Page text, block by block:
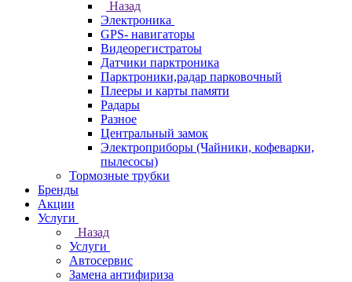
Назад
Электроника
GPS- навигаторы
Видеорегистратоы
Датчики парктроника
Парктроники,радар парковочный
Плееры и карты памяти
Радары
Разное
Центральный замок
Электроприборы (Чайники, кофеварки,
пылесосы)
Тормозные трубки
Бренды
Акции
Услуги
Назад
Услуги
Автосервис
Замена антифириза